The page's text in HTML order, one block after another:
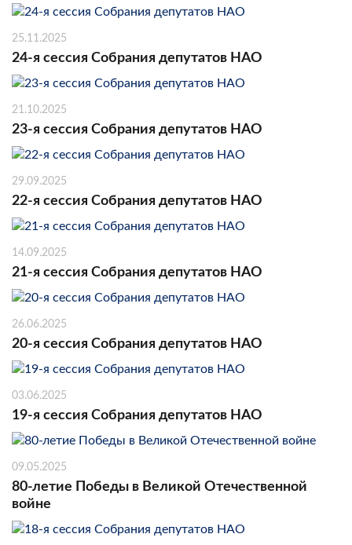
25.11.2025
24-я сессия Собрания депутатов НАО
21.10.2025
23-я сессия Собрания депутатов НАО
29.09.2025
22-я сессия Собрания депутатов НАО
14.09.2025
21-я сессия Собрания депутатов НАО
26.06.2025
20-я сессия Собрания депутатов НАО
03.06.2025
19-я сессия Собрания депутатов НАО
09.05.2025
80-летие Победы в Великой Отечественной
войне